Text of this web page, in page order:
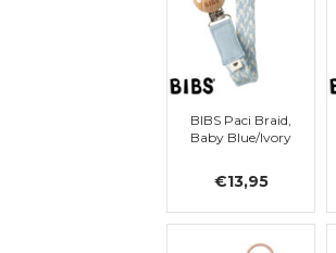
BIBS Paci Braid,
Baby Blue/Ivory
€13,95